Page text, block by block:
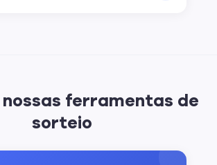
nossas ferramentas de
sorteio